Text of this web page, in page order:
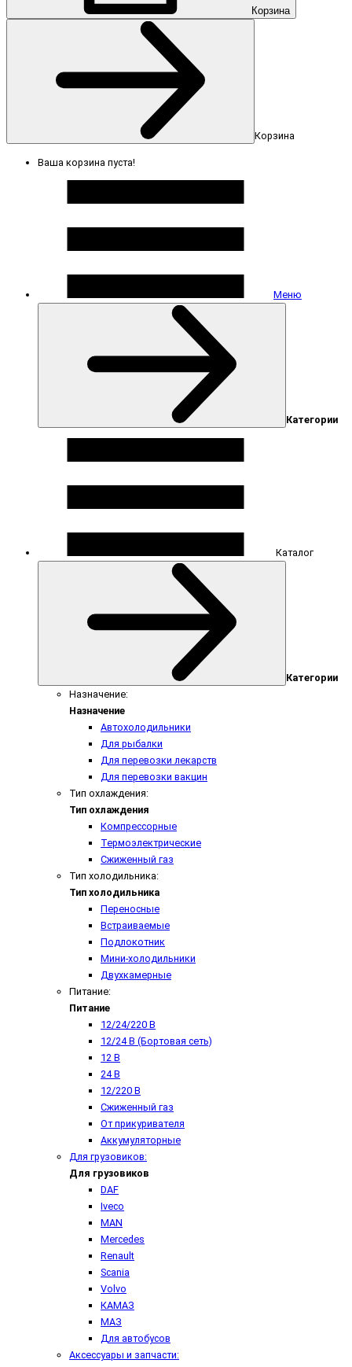
Корзина
Корзина
Ваша корзина пуста!
Меню
Категории
Каталог
Категории
Назначение:
Назначение
Автохолодильники
Для рыбалки
Для перевозки лекарств
Для перевозки вакцин
Тип охлаждения:
Тип охлаждения
Компрессорные
Термоэлектрические
Сжиженный газ
Тип холодильника:
Тип холодильника
Переносные
Встраиваемые
Подлокотник
Мини-холодильники
Двухкамерные
Питание:
Питание
12/24/220 В
12/24 В (Бортовая сеть)
12 В
24 В
12/220 В
Сжиженный газ
От прикуривателя
Аккумуляторные
Для грузовиков:
Для грузовиков
DAF
Iveco
MAN
Mercedes
Renault
Scania
Volvo
КАМАЗ
МАЗ
Для автобусов
Аксессуары и запчасти: